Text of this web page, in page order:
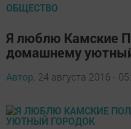
ОБЩЕСТВО
Я люблю Камские
домашнему
Автор, 24 августа 2016 -